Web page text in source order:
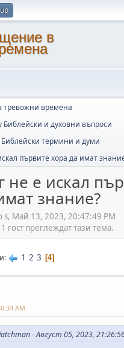
в
тревожни времена
Библейски и духовни въпроси
термини и думи
първите хора да имат
не е искал
знание?
s, Май 13, 2023, 20:47:49 PM
гост преглеждат тази тема.
1 2 3 4
AM
- Август 05, 2023,